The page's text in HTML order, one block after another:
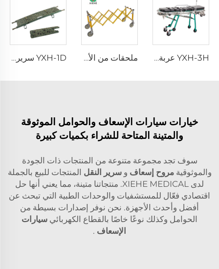
YXH-3H عربة سرير الإسعاف ذات العجلات ملحقات من الألمنيوم لنقل النعosh في الكنيسة YXH-1D سرير مستشفى قابل للطي خفيف الوزن للاستخدام في الإنقاذ
خيارات سيارات الإسعاف والحوامل الموثوقة
والمتينة المتاحة للشراء بكميات كبيرة
سوف تجد مجموعة متنوعة من المنتجات ذات الجودة
والموثوقيةمروح إسعاف وسرير النقل المنتجات للبيع بالجملة
لدى XIEHE MEDICAL. منتجاتنا متينة، مما يعني أنها حل
اقتصادي فعّال للمستشفيات والوحدات الطبية التي تبحث عن
أفضل وأحدث الأجهزة. نحن نوفر إصدارات بسيطة من
الحوامل وكذلك نوعًا خاصًا بالقطاع الكهربائي سيارات
الإسعاف .